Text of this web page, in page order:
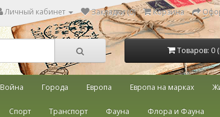
Личный кабинет Закладки (0) Корзина
Товаров: 0
Война Города Европа Европа на марках
Спорт Транспорт Фауна Флора и Фауна